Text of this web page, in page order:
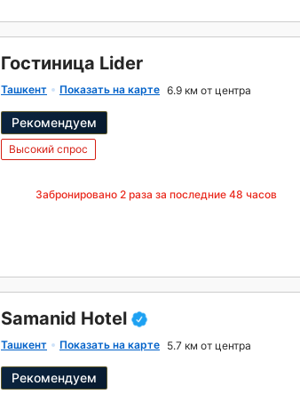
Гостиница Lider
Ташкент Показать на карте 6.9 км от центра
Рекомендуем
Высокий спрос
Забронировано 2 раза за последние 48 часов
Samanid Hotel
Ташкент Показать на карте 5.7 км от центра
Рекомендуем